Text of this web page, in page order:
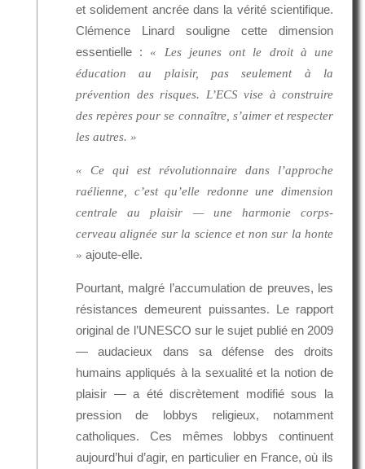
et solidement ancrée dans la vérité scientifique.
Clémence Linard souligne cette dimension
essentielle : « Les jeunes ont le droit à une
éducation au plaisir, pas seulement à la
prévention des risques. L’ECS vise à construire
des repères pour se connaître, s’aimer et respecter
les autres. »
« Ce qui est révolutionnaire dans l’approche
raélienne, c’est qu’elle redonne une dimension
centrale au plaisir — une harmonie corps-
cerveau alignée sur la science et non sur la honte
» ajoute-elle.
Pourtant, malgré l’accumulation de preuves, les
résistances demeurent puissantes. Le rapport
original de l’UNESCO sur le sujet publié en 2009
— audacieux dans sa défense des droits
humains appliqués à la sexualité et la notion de
plaisir — a été discrètement modifié sous la
pression de lobbys religieux, notamment
catholiques. Ces mêmes lobbys continuent
aujourd’hui d’agir, en particulier en France, où ils